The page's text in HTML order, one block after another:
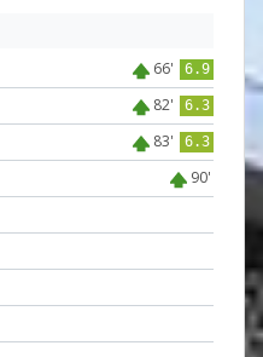
66' 6.9
82' 6.3
83' 6.3
90'